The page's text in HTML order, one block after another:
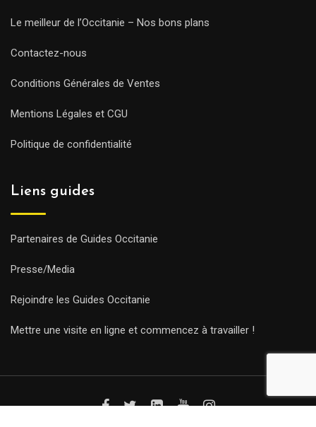
Le meilleur de l’Occitanie – Nos bons plans
Contactez-nous
Conditions Générales de Ventes
Mentions Légales et CGU
Politique de confidentialité
Liens guides
Partenaires de Guides Occitanie
Presse/Media
Rejoindre les Guides Occitanie
Mettre une visite en ligne et commencez à travailler !